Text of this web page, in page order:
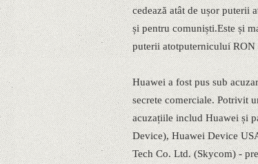
cedează atât de ușor puterii
și pentru comuniști.Este și
puterii atotputernicului RON
Huawei a fost pus sub
secrete comerciale. Potrivit
acuzațiile includ Huawei și
Device), Huawei Device
Tech Co. Ltd. (Skycom) -